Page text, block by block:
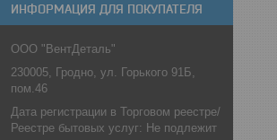
ИНФОРМАЦИЯ ДЛЯ ПОКУПАТЕЛЯ
ООО "ВентДеталь"
230005, Гродно, ул. Горького 91Б,
пом.46
Дата регистрации в Торговом реестре/
Реестре бытовых услуг: Не подлежит